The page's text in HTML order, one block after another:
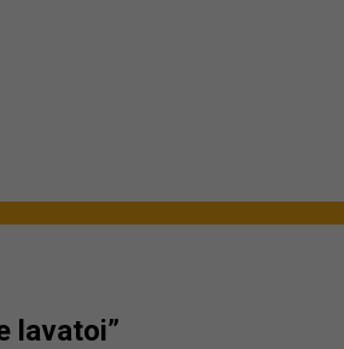
lavatoi”